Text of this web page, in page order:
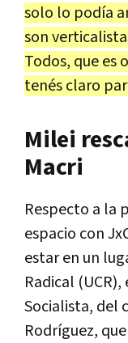
solo lo podía
son
Todos, que es
tenés claro
Milei
Macri
Respecto a la
espacio con
estar en un
Radical
Socialista, del
Rodríguez,